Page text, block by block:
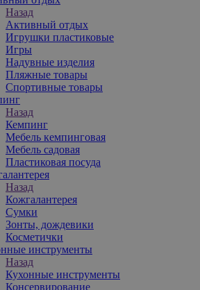
Назад
Активный отдых
Игрушки пластиковые
Игры
Надувные изделия
Пляжные товары
Спортивные товары
Назад
Кемпинг
Мебель кемпинговая
Мебель садовая
Пластиковая посуда
Назад
Кожгалантерея
Сумки
Зонты, дождевики
Косметички
инструменты
Назад
Кухонные инструменты
Консервирование